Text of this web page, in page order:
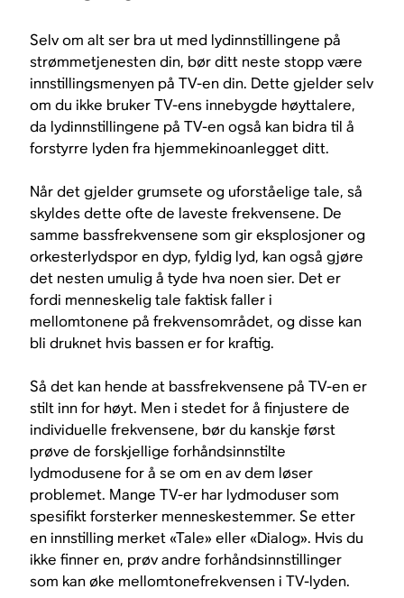
Selv om alt ser bra ut med lydinnstillingene på
strømmetjenesten din, bør ditt neste stopp være
innstillingsmenyen på TV-en din. Dette gjelder selv
om du ikke bruker TV-ens innebygde høyttalere,
da lydinnstillingene på TV-en også kan bidra til å
forstyrre lyden fra hjemmekinoanlegget ditt.
Når det gjelder grumsete og uforståelige tale, så
skyldes dette ofte de laveste frekvensene. De
samme bassfrekvensene som gir eksplosjoner og
orkesterlydspor en dyp, fyldig lyd, kan også gjøre
det nesten umulig å tyde hva noen sier. Det er
fordi menneskelig tale faktisk faller i
mellomtonene på frekvensområdet, og disse kan
bli druknet hvis bassen er for kraftig.
Så det kan hende at bassfrekvensene på TV-en er
stilt inn for høyt. Men i stedet for å finjustere de
individuelle frekvensene, bør du kanskje først
prøve de forskjellige forhåndsinnstilte
lydmodusene for å se om en av dem løser
problemet. Mange TV-er har lydmoduser som
spesifikt forsterker menneskestemmer. Se etter
en innstilling merket «Tale» eller «Dialog». Hvis du
ikke finner en, prøv andre forhåndsinnstillinger
som kan øke mellomtonefrekvensen i TV-lyden.